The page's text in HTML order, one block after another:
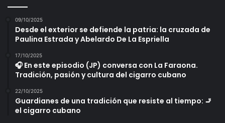
09/10/2025
Desde el exterior se defiende la patria: la cruzada de
Paulina Estrada y Abelardo De La Espriella
17/10/2025
🎧 En este episodio (JP) conversa con La Faraona.
Tradición, pasión y cultura del cigarro cubano
22/10/2025
Guardianes de una tradición que resiste al tiempo: 🚬
el cigarro cubano